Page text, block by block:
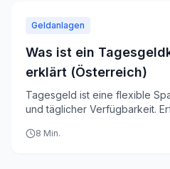
Geldanlagen
Was ist ein
erklärt (Österreich)
Tagesgeld ist eine flexible
und täglicher Verfügbarkeit.
8 Min.